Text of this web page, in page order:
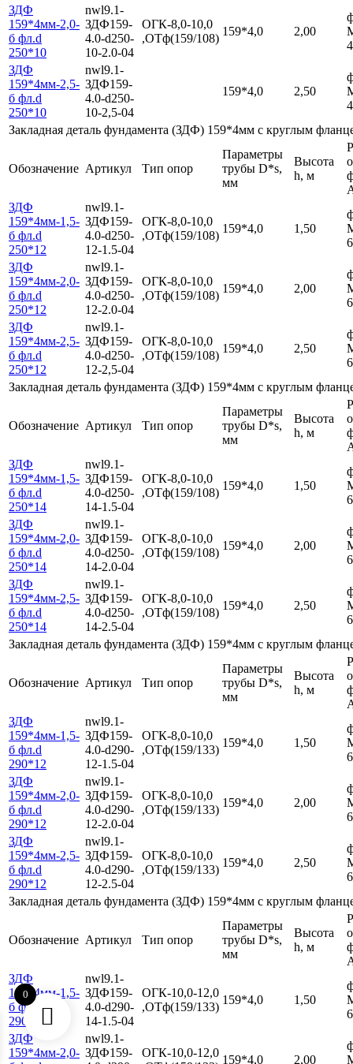
ЗДФ
159*4мм-2,0-
б фл.d
250*10
nwl9.1-
ЗДФ159-
4.0-d250-
10-2.0-04
ОГК-8,0-10,0
,ОТф(159/108)
159*4,0 2,00
ЗДФ
159*4мм-2,5-
б фл.d
250*10
nwl9.1-
ЗДФ159-
4.0-d250-
10-2,5-04
159*4,0 2,50
Закладная деталь фундамента (ЗДФ) 159*4мм с круглым
Обозначение Артикул Тип опор
Параметры
трубы D*s,
мм
Высота
h, м
ЗДФ
159*4мм-1,5-
б фл.d
250*12
nwl9.1-
ЗДФ159-
4.0-d250-
12-1.5-04
ОГК-8,0-10,0
,ОТф(159/108)
159*4,0 1,50
ЗДФ
159*4мм-2,0-
б фл.d
250*12
nwl9.1-
ЗДФ159-
4.0-d250-
12-2.0-04
ОГК-8,0-10,0
,ОТф(159/108)
159*4,0 2,00
ЗДФ
159*4мм-2,5-
б фл.d
250*12
nwl9.1-
ЗДФ159-
4.0-d250-
12-2,5-04
ОГК-8,0-10,0
,ОТф(159/108)
159*4,0 2,50
Закладная деталь фундамента (ЗДФ) 159*4мм с круглым
Обозначение Артикул Тип опор
Параметры
трубы D*s,
мм
Высота
h, м
ЗДФ
159*4мм-1,5-
б фл.d
250*14
nwl9.1-
ЗДФ159-
4.0-d250-
14-1.5-04
ОГК-8,0-10,0
,ОТф(159/108)
159*4,0 1,50
ЗДФ
159*4мм-2,0-
б фл.d
250*14
nwl9.1-
ЗДФ159-
4.0-d250-
14-2.0-04
ОГК-8,0-10,0
,ОТф(159/108)
159*4,0 2,00
ЗДФ
159*4мм-2,5-
б фл.d
250*14
nwl9.1-
ЗДФ159-
4.0-d250-
14-2.5-04
ОГК-8,0-10,0
,ОТф(159/108)
159*4,0 2,50
Закладная деталь фундамента (ЗДФ) 159*4мм с круглым
Обозначение Артикул Тип опор
Параметры
трубы D*s,
мм
Высота
h, м
ЗДФ
159*4мм-1,5-
б фл.d
290*12
nwl9.1-
ЗДФ159-
4.0-d290-
12-1.5-04
ОГК-8,0-10,0
,ОТф(159/133)
159*4,0 1,50
ЗДФ
159*4мм-2,0-
б фл.d
290*12
nwl9.1-
ЗДФ159-
4.0-d290-
12-2.0-04
ОГК-8,0-10,0
,ОТф(159/133)
159*4,0 2,00
ЗДФ
159*4мм-2,5-
б фл.d
290*12
nwl9.1-
ЗДФ159-
4.0-d290-
12-2.5-04
ОГК-8,0-10,0
,ОТф(159/133)
159*4,0 2,50
Закладная деталь фундамента (ЗДФ) 159*4мм с круглым
Обозначение Артикул Тип опор
Параметры
трубы D*s,
мм
Высота
h, м
ЗДФ
159*4мм-1,5-
б фл.d
290*14
nwl9.1-
ЗДФ159-
4.0-d290-
14-1.5-04
ОГК-10,0-12,0
,ОТф(159/133)
159*4,0 1,50
ЗДФ
159*4мм-2,0-
nwl9.1-
ЗДФ159-
ОГК-10,0-12,0
159*4,0 2,00
0